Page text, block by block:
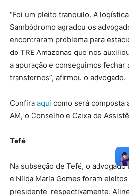
“Foi um pleito tranquilo. A
Sambódromo agradou os
encontraram problema para
do TRE Amazonas que nos
a apuração e conseguimos fechar
transtornos”, afirmou o advogado.
Confira aqui como será composta
AM, o Conselho e Caixa de
Tefé
Na subseção de Tefé, o advogado
e Nilda Maria Gomes foram
presidente, respectivamente.